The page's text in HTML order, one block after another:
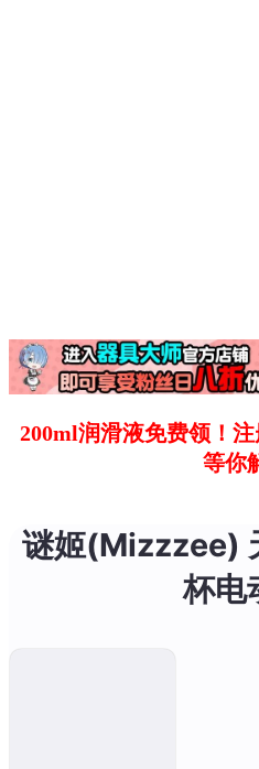
200ml润滑液免费领！
等你
谜姬(Mizzzee)
杯电